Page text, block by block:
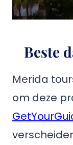
Beste
Merida
om deze